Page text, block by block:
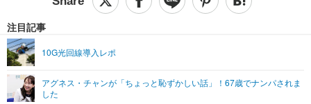
ショッピング その他
エンタメTOP 映画・ドラマ
ライフTOP
リリース一覧
プッシュ通知の停止方法
注目記事
10G光回線導入レポ
アグネス・チャンが「ちょっと恥ずかしい話」！67歳でナンパされま
した